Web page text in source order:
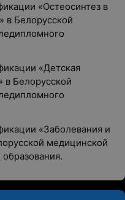
«Остеосинтез в
в Белорусской
«Детская
в Белорусской
«Заболевания и
медицинской